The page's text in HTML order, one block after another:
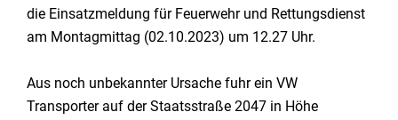
die Einsatzmeldung für Feuerwehr und Rettungsdienst
am Montagmittag (02.10.2023) um 12.27 Uhr.
Aus noch unbekannter Ursache fuhr ein VW
Transporter auf der Staatsstraße 2047 in Höhe